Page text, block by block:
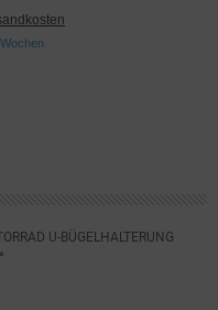
U-BÜGELHALTERUNG